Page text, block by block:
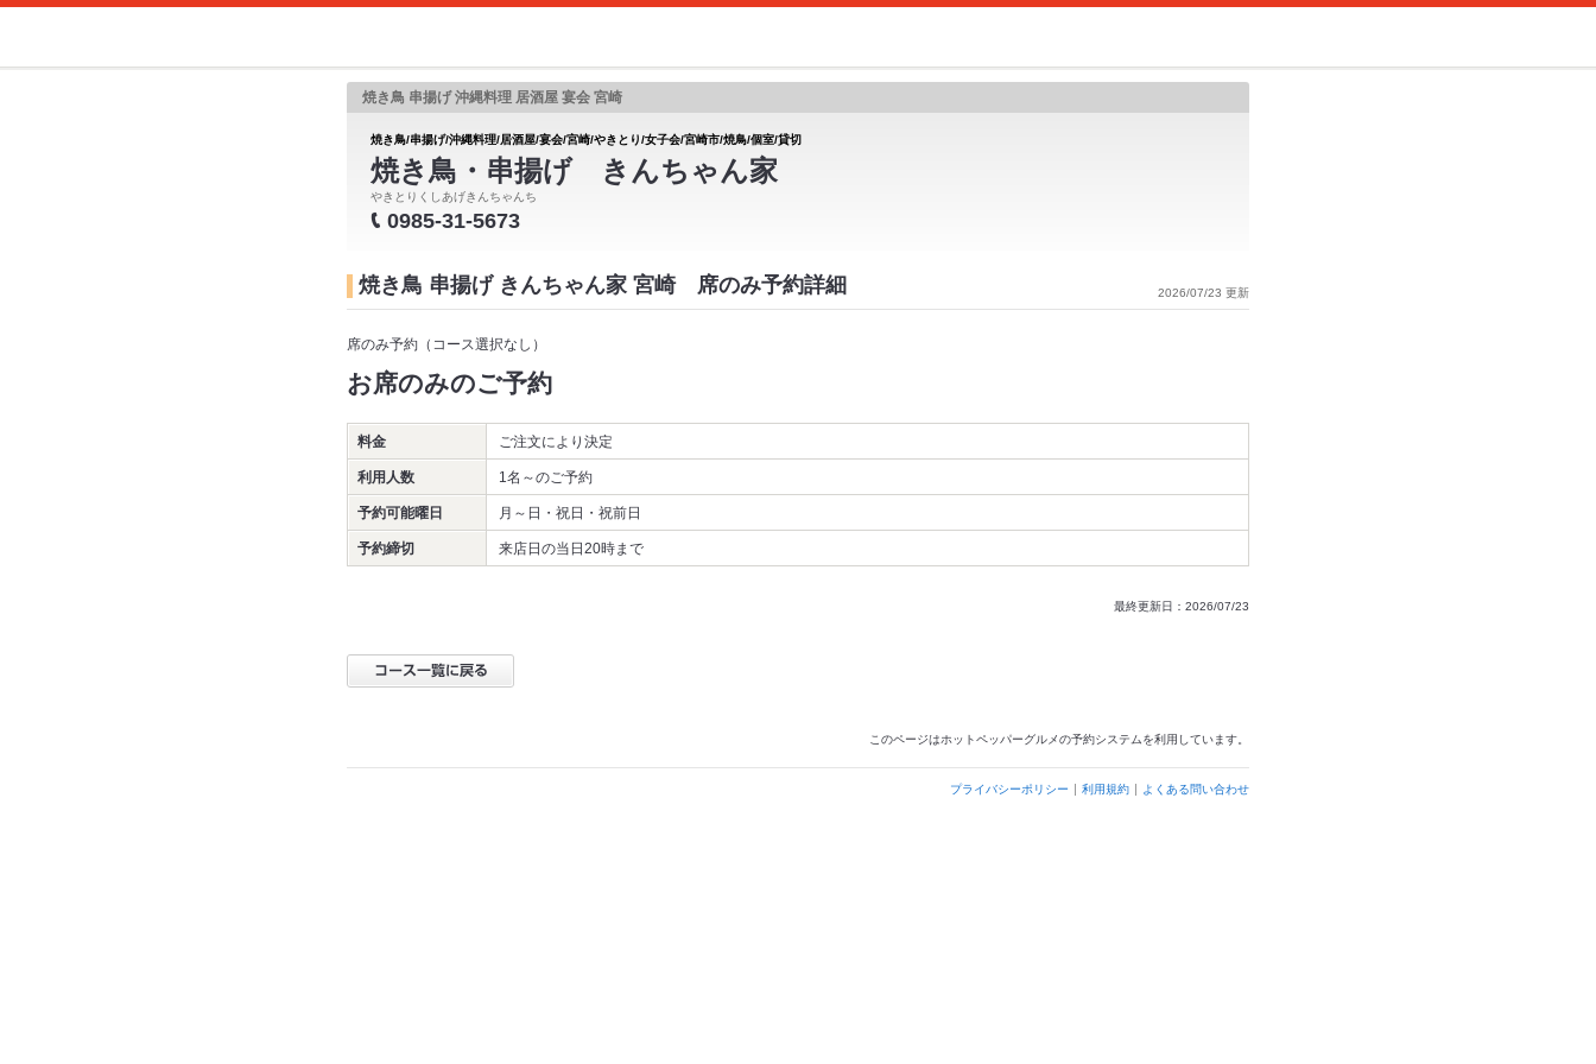
焼き鳥 串揚げ 沖縄料理 居酒屋 宴会 宮崎
焼き鳥/串揚げ/沖縄料理/居酒屋/宴会/宮崎/やきとり/女子会/宮崎市/焼鳥/個室/貸切
焼き鳥・串揚げ きんちゃん家
やきとりくしあげきんちゃんち
0985-31-5673
2026/07/23 更新
焼き鳥 串揚げ きんちゃん家 宮崎 席のみ予約詳細
席のみ予約（コース選択なし）
お席のみのご予約
料金 ご注文により決定
利用人数 1名～のご予約
予約可能曜日 月～日・祝日・祝前日
予約締切 来店日の当日20時まで
最終更新日：2026/07/23
このページはホットペッパーグルメの予約システムを利用しています。
プライバシーポリシー 利用規約 よくある問い合わせ